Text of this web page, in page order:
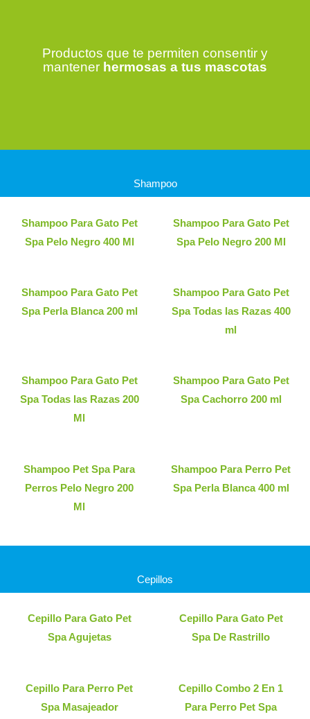
Productos que te permiten consentir y
mantener hermosas a tus mascotas
Shampoo
Shampoo Para Gato Pet
Spa Pelo Negro 400 Ml
Shampoo Para Gato Pet
Spa Pelo Negro 200 Ml
Shampoo Para Gato Pet
Spa Perla Blanca 200 ml
Shampoo Para Gato Pet
Spa Todas las Razas 400
ml
Shampoo Para Gato Pet
Spa Todas las Razas 200
Ml
Shampoo Para Gato Pet
Spa Cachorro 200 ml
Shampoo Pet Spa Para
Perros Pelo Negro 200
Ml
Shampoo Para Perro Pet
Spa Perla Blanca 400 ml
Cepillos
Cepillo Para Gato Pet
Spa Agujetas
Cepillo Para Gato Pet
Spa De Rastrillo
Cepillo Para Perro Pet
Spa Masajeador
Cepillo Combo 2 En 1
Para Perro Pet Spa